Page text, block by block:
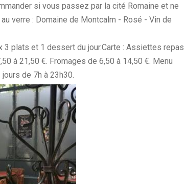
si vous passez par la cité Romaine et ne
verre : Domaine de Montcalm - Rosé - Vin de
3 plats et 1 dessert du jour.Carte : Assiettes repas
à 21,50 €. Fromages de 6,50 à 14,50 €. Menu
de 7h à 23h30.